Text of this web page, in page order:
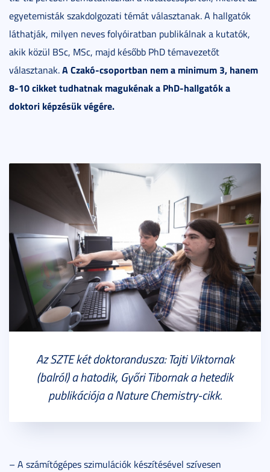
egyetemisták szakdolgozati témát választanak. A hallgatók
láthatják, milyen neves folyóiratban publikálnak a kutatók,
akik közül BSc, MSc, majd később PhD témavezetőt
választanak.A Czakó-csoportban nem a minimum 3, hanem
8-10 cikket tudhatnak magukénak a PhD-hallgatók a
doktori képzésük végére.
Az SZTE két doktorandusza: Tajti Viktornak
(balról) a hatodik, Győri Tibornak a hetedik
publikációja a Nature Chemistry-cikk.
– A számítógépes szimulációk készítésével szívesen